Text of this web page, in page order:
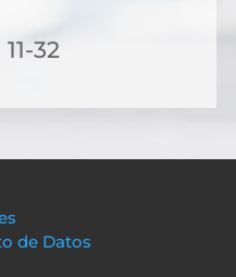
32
de Datos